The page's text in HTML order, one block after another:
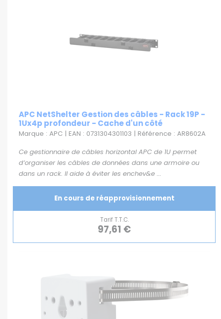
APC NetShelter Gestion des câbles - Rack 19P -
1Ux4p profondeur - Cache d'un côté
Marque : APC | EAN : 0731304301103 | Référence : AR8602A
Ce gestionnaire de câbles horizontal APC de 1U permet
d’organiser les câbles de données dans une armoire ou
dans un rack. Il aide à éviter les enchev&e ...
En cours de réapprovisionnement
Tarif T.T.C.
97,61 €